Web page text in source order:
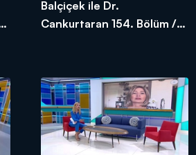
Balçiçek ile Dr.
Cankurtaran 154. Bölüm /